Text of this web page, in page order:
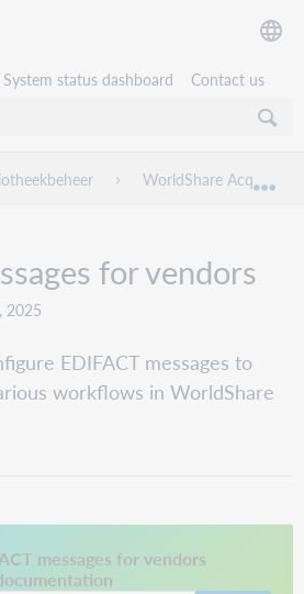
System status dashboard Contact us
uitvouwen / samenvouwen
WorldShare
for vendors
2025
EDIFACT messages to
workflows in WorldShare
messages for vendors
tab.